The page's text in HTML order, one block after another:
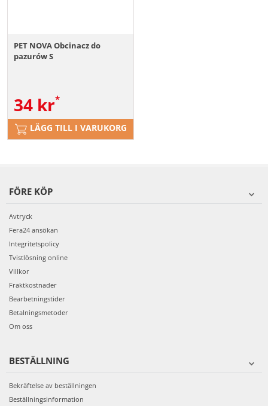
PET NOVA Obcinacz do
pazurów S
34 kr
LÄGG TILL I VARUKORG
FÖRE KÖP
Avtryck
Fera24 ansökan
Integritetspolicy
Tvistlösning online
Villkor
Fraktkostnader
Bearbetningstider
Betalningsmetoder
Om oss
BESTÄLLNING
Bekräftelse av beställningen
Beställningsinformation